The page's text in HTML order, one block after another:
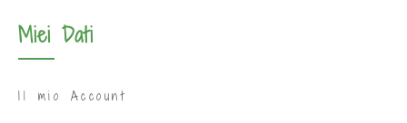
Miei Dati
Il mio Account